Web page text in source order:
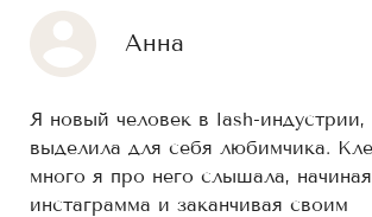
Анна
Я новый человек в lash-
выделила для себя любимчика.
много я про него слышала,
инстаграмма и заканчивая своим